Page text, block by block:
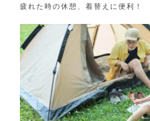
疲れた時の休憩、着替えに便利！